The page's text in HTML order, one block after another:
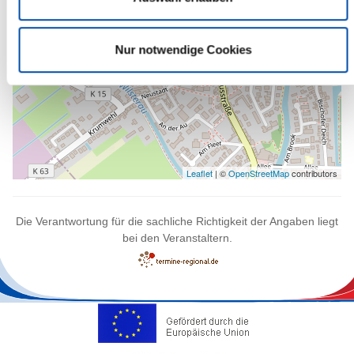
Nur notwendige Cookies
Leaflet| ©OpenStreetMapcontributors
Die Verantwortung für die sachliche Richtigkeit der Angaben liegt
bei den Veranstaltern.